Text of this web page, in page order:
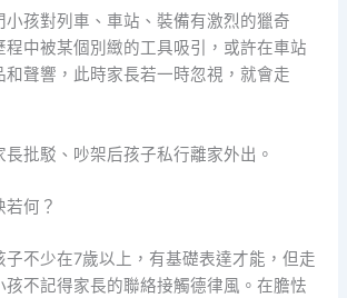
孩對列車、車站、裝備有激烈的獵奇
程中被某個別緻的工具吸引，或許在車站
和聲響，此時家長若一時忽視，就會走
批駁、吵架后孩子私行離家外出。
何？
不少在7歲以上，有基礎表達才能，但走
孩不記得家長的聯絡接觸德律風。在膽怯